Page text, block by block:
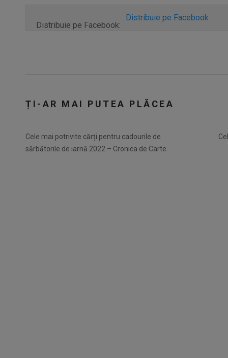
Distribuie pe Facebook:
Distribuie pe Facebook
ȚI-AR MAI PUTEA PLĂCEA
Cele mai potrivite cărți pentru cadourile de
sărbătorile de iarnă 2022 – Cronica de Carte